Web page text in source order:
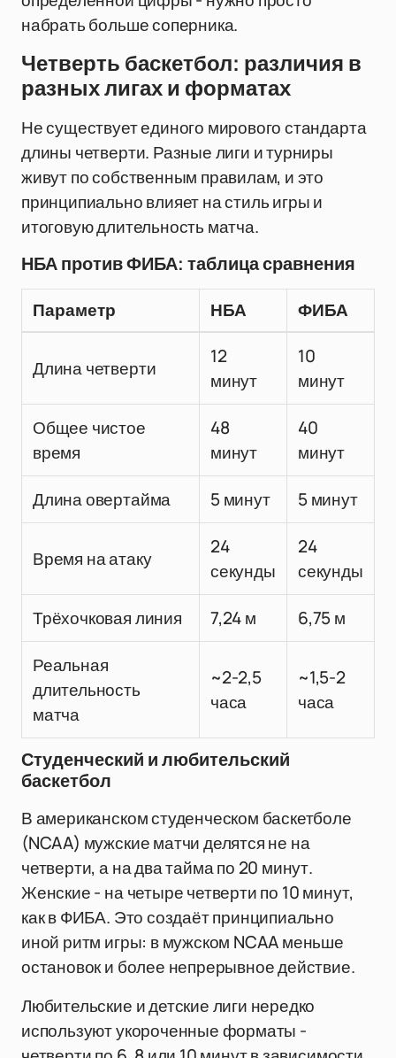
набрать больше соперника.
Четверть баскетбол: различия в
разных лигах и форматах
Не существует единого мирового стандарта
длины четверти. Разные лиги и турниры
живут по собственным правилам, и это
принципиально влияет на стиль игры и
итоговую длительность матча.
НБА против ФИБА: таблица сравнения
Параметр НБА ФИБА
Длина четверти
12
минут
10
минут
Общее чистое
время
48
минут
40
минут
Длина овертайма 5 минут 5 минут
Время на атаку
24
секунды
24
секунды
Трёхочковая линия 7,24 м 6,75 м
Реальная
длительность
матча
~2-2,5
часа
~1,5-2
часа
Студенческий и любительский
баскетбол
В американском студенческом баскетболе
(NCAA) мужские матчи делятся не на
четверти, а на два тайма по 20 минут.
Женские - на четыре четверти по 10 минут,
как в ФИБА. Это создаёт принципиально
иной ритм игры: в мужском NCAA меньше
остановок и более непрерывное действие.
Любительские и детские лиги нередко
используют укороченные форматы -